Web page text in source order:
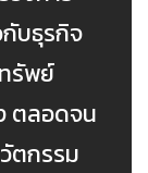
กับธุรกิจ
รัพย์
ตลอดจน
ตกรรม